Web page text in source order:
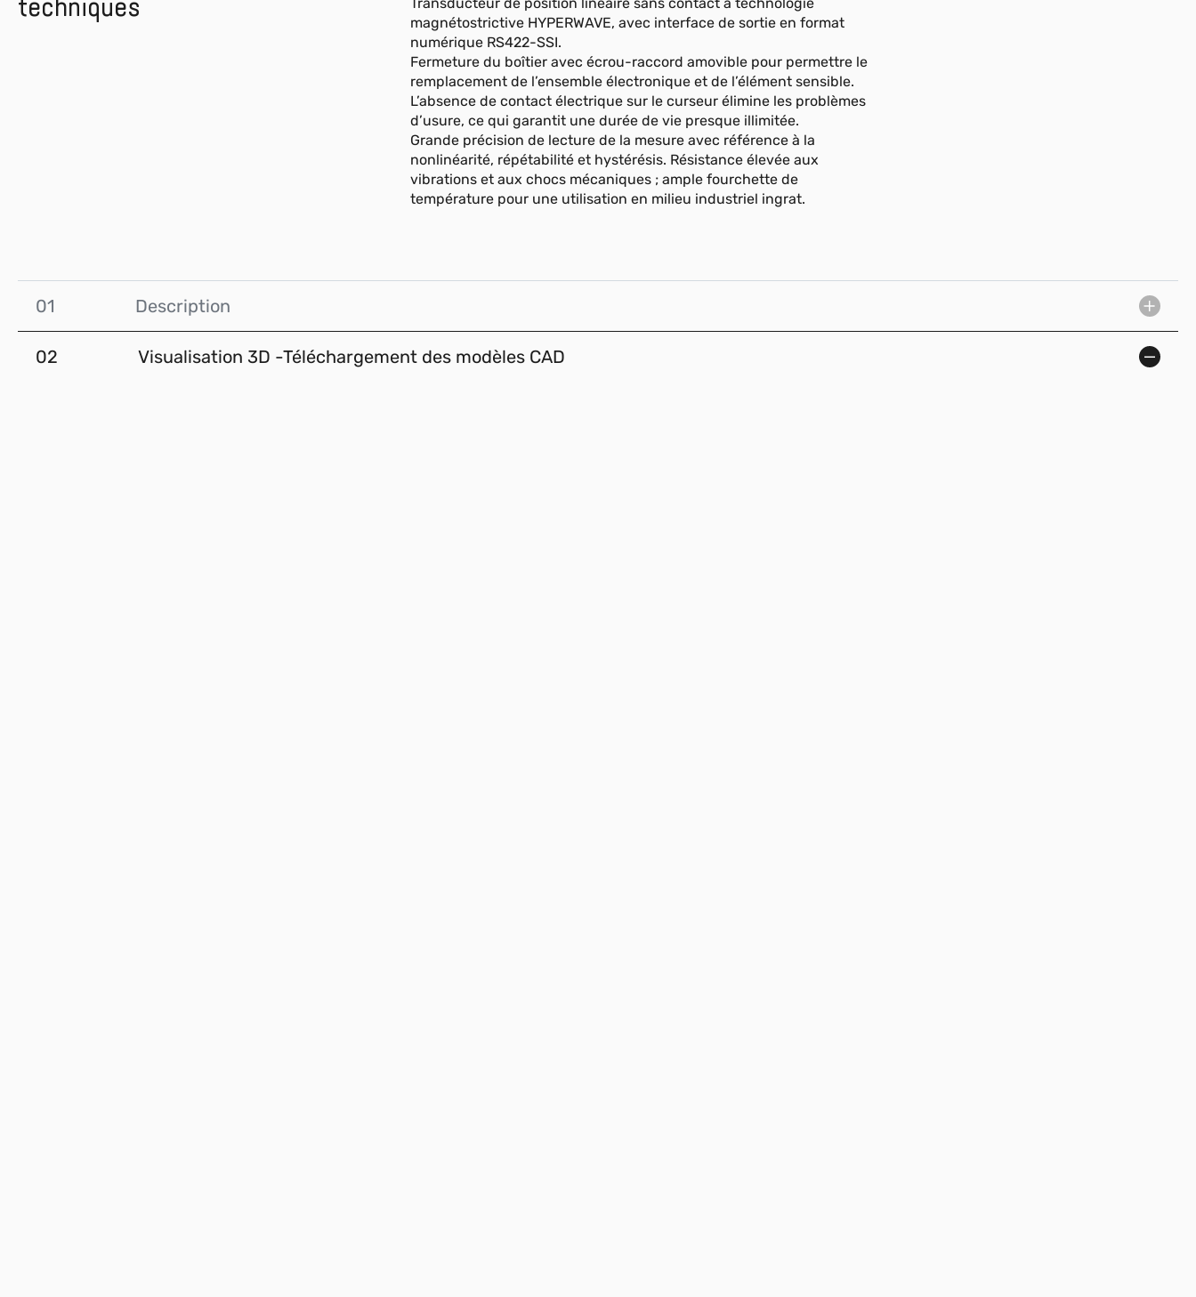
techniques
magnétostrictive HYPERWAVE, avec interface de sortie en format
numérique RS422-SSI.
Fermeture du boîtier avec écrou-raccord amovible pour permettre le
remplacement de l’ensemble électronique et de l’élément sensible.
L’absence de contact électrique sur le curseur élimine les problèmes
d’usure, ce qui garantit une durée de vie presque illimitée.
Grande précision de lecture de la mesure avec référence à la
nonlinéarité, répétabilité et hystérésis. Résistance élevée aux
vibrations et aux chocs mécaniques ; ample fourchette de
température pour une utilisation en milieu industriel ingrat.
01 Description
02 Visualisation 3D -Téléchargement des modèles CAD